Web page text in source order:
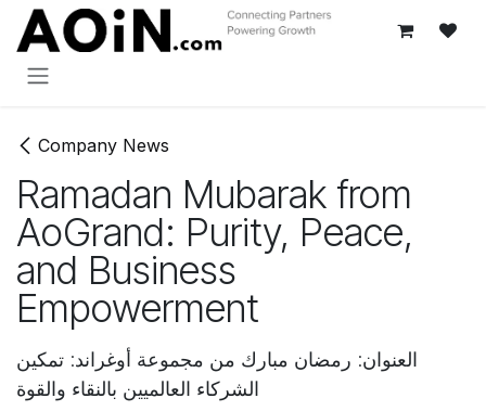
Skip to Content
Company News
Ramadan Mubarak from
AoGrand: Purity, Peace,
and Business
Empowerment
العنوان: رمضان مبارك من مجموعة أوغراند: تمكين
الشركاء العالميين بالنقاء والقوة